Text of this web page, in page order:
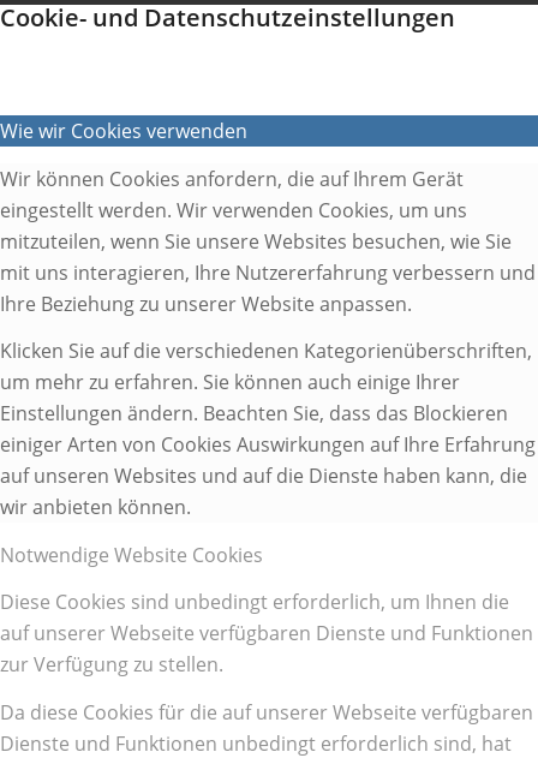
Cookie- und Datenschutzeinstellungen
Wie wir Cookies verwenden
Wir können Cookies anfordern, die auf Ihrem Gerät
eingestellt werden. Wir verwenden Cookies, um uns
mitzuteilen, wenn Sie unsere Websites besuchen, wie Sie
mit uns interagieren, Ihre Nutzererfahrung verbessern und
Ihre Beziehung zu unserer Website anpassen.
Klicken Sie auf die verschiedenen Kategorienüberschriften,
um mehr zu erfahren. Sie können auch einige Ihrer
Einstellungen ändern. Beachten Sie, dass das Blockieren
einiger Arten von Cookies Auswirkungen auf Ihre Erfahrung
auf unseren Websites und auf die Dienste haben kann, die
wir anbieten können.
Notwendige Website Cookies
Diese Cookies sind unbedingt erforderlich, um Ihnen die
auf unserer Webseite verfügbaren Dienste und Funktionen
zur Verfügung zu stellen.
Da diese Cookies für die auf unserer Webseite verfügbaren
Dienste und Funktionen unbedingt erforderlich sind, hat